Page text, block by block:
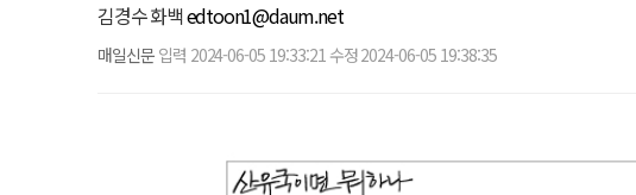
김경수 화백edtoon1@daum.net
매일신문 입력 2024-06-05 19:33:21 수정 2024-06-05 19:38:35